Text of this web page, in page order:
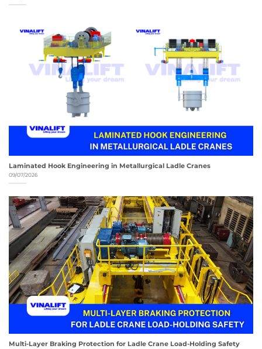
Laminated Hook Engineering in Metallurgical Ladle Cranes
09/07/2026
Multi-Layer Braking Protection for Ladle Crane Load-Holding Safety